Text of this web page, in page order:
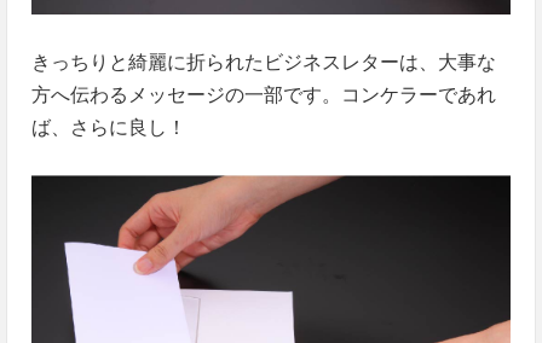
きっちりと綺麗に折られたビジネスレターは、大事な
方へ伝わるメッセージの一部です。コンケラーであれ
ば、さらに良し！